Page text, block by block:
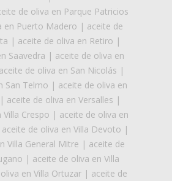
de oliva en Parque Patricios
en Puerto Madero | aceite de
| aceite de oliva en Retiro |
Saavedra | aceite de oliva en
aceite de oliva en San Nicolás |
San Telmo | aceite de oliva en
| aceite de oliva en Versalles |
Crespo | aceite de oliva en
aceite de oliva en Villa Devoto |
Villa General Mitre | aceite de
| aceite de oliva en Villa
en Villa Ortuzar| aceite de